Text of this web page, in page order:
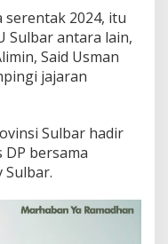
2024, itu
Sulbar antara lain,
Said Usman
jajaran
Sulbar hadir
bersama
Sulbar.